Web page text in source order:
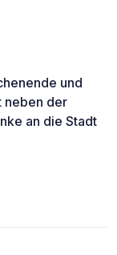
und
neben der
an die Stadt